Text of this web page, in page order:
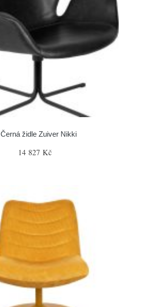
Černá židle Zuiver Nikki
14 827 Kč